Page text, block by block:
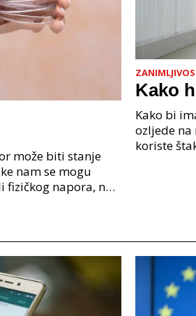
može biti stanje
nam se mogu
fizičkog napora, no
Kako
Kako bi
ozljede na
koriste